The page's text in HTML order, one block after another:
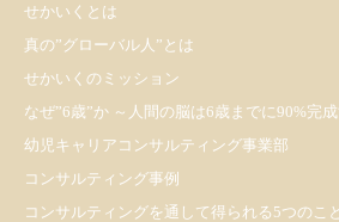
せかいくとは
真の”グローバル人”とは
せかいくのミッション
なぜ”6歳”か ～人間の脳は6歳までに90%完
幼児キャリアコンサルティング事業部
コンサルティング事例
コンサルティングを通して得られる5つのこと